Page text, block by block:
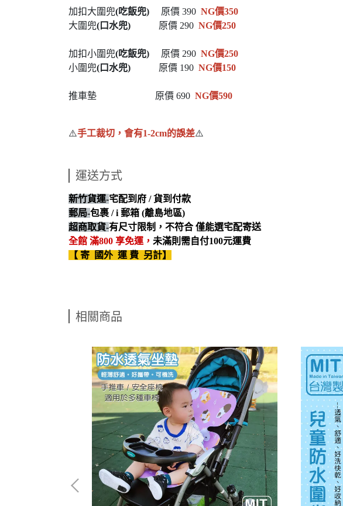
加扣大圍兜(吃飯兜) 原價 390 NG價350
大圍兜(口水兜) 原價 290 NG價250
加扣小圍兜(吃飯兜) 原價 290 NG價250
小圍兜(口水兜) 原價 190 NG價150
推車墊 原價 690 NG價590
⚠️手工裁切，會有1-2cm的誤差⚠️
運送方式
新竹貨運-宅配到府 / 貨到付款
郵局-包裹 / i 郵箱 (離島地區)
超商取貨-有尺寸限制，不符合 僅能選宅配寄送
全館 滿800 享免運， 未滿則需自付100元運費
【 寄 國外 運 費 另計】
相關商品